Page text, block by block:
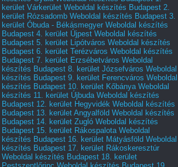
kerület Várkerület Weboldal készítés Budapest 2.
kerület Rózsadomb Weboldal készítés Budapest 3.
kerület Óbuda - Békásmegyer Weboldal készítés
Budapest 4. kerület Újpest Weboldal készítés
Budapest 5. kerület Lipótváros Weboldal készítés
Budapest 6. kerület Terézváros Weboldal készítés
Budapest 7. kerület Erzsébetváros Weboldal
készítés Budapest 8. kerület Józsefváros Weboldal
készítés Budapest 9. kerület Ferencváros Weboldal
készítés Budapest 10. kerület Kőbánya Weboldal
készítés 11. kerület Újbuda Weboldal készítés
Budapest 12. kerület Hegyvidék Weboldal készítés
Budapest 13. kerület Angyalföld Weboldal készítés
Budapest 14. kerület Zugló Weboldal készítés
Budapest 15. kerület Rákospalota Weboldal
készítés Budapest 16. kerület Mátyásföld Weboldal
készítés Budapest 17. kerület Rákoskeresztúr
Weboldal készítés Budapest 18. kerület
Pestszentlőrinc Weboldal készítés Budapest 19.